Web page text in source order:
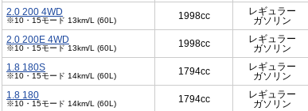
2.0 200 4WD
※10・15モード 13km/L (60L) 1998cc
レギュラー
ガソリン
2.0 200E 4WD
※10・15モード 13km/L (60L) 1998cc
レギュラー
ガソリン
1.8 180S
※10・15モード 14km/L (60L) 1794cc
レギュラー
ガソリン
1.8 180
※10・15モード 14km/L (60L) 1794cc
レギュラー
ガソリン